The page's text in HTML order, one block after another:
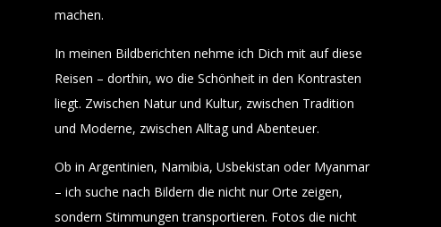
machen.
In meinen Bildberichten nehme ich Dich mit auf diese
Reisen – dorthin, wo die Schönheit in den Kontrasten
liegt. Zwischen Natur und Kultur, zwischen Tradition
und Moderne, zwischen Alltag und Abenteuer.
Ob in Argentinien, Namibia, Usbekistan oder Myanmar
– ich suche nach Bildern die nicht nur Orte zeigen,
sondern Stimmungen transportieren. Fotos die nicht